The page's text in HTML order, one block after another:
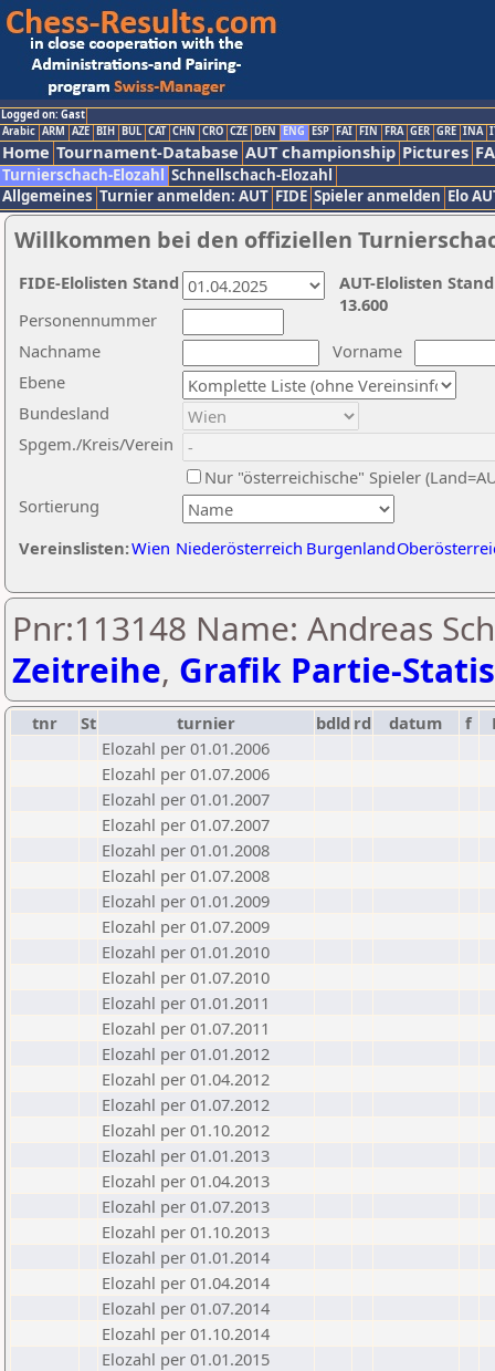
Logged on: Gast
Arabic ARM AZE BIH BUL CAT CHN CRO CZE DEN ENG ESP FAI FIN FRA GER GRE INA
Home Tournament-Database AUT championship Pictures
Turnierschach-Elozahl Schnellschach-Elozahl
Allgemeines Turnier anmelden: AUT FIDE Spieler anmelden Elo
Willkommen bei den offiziellen
Nachname
Vorname
Ebene
Sortierung
Personennummer
Bundesland
Spgem./Kreis/Verein
Nur "österreichische" Spieler
Vereinslisten:Wien Niederösterreich Burgenland
AUT-Elolisten
13.600
FIDE-Elolisten Stand
Pnr:113148 Name: Andreas
Zeitreihe, Grafik Partie-
tnr St turnier bdld rd datum f
Elozahl per 01.01.2006
Elozahl per 01.07.2006
Elozahl per 01.01.2007
Elozahl per 01.07.2007
Elozahl per 01.01.2008
Elozahl per 01.07.2008
Elozahl per 01.01.2009
Elozahl per 01.07.2009
Elozahl per 01.01.2010
Elozahl per 01.07.2010
Elozahl per 01.01.2011
Elozahl per 01.07.2011
Elozahl per 01.01.2012
Elozahl per 01.04.2012
Elozahl per 01.07.2012
Elozahl per 01.10.2012
Elozahl per 01.01.2013
Elozahl per 01.04.2013
Elozahl per 01.07.2013
Elozahl per 01.10.2013
Elozahl per 01.01.2014
Elozahl per 01.04.2014
Elozahl per 01.07.2014
Elozahl per 01.10.2014
Elozahl per 01.01.2015